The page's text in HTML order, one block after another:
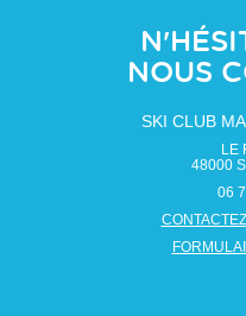
NOUS
SKI CLUB
LE
48000
06